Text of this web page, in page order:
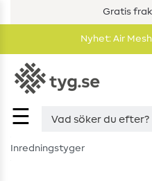
Gratis
Nyhet: Air
☰
Inredningstyger